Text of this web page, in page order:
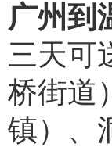
广州到
三天可
桥街道
镇）、